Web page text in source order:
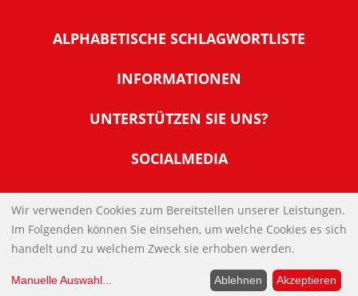
ALPHABETISCHE SCHLAGWORTLISTE
INFORMATIONEN
Warum NachDenkSeiten
Tipps zur Nutzung der NachDenkSeiten
Banner und E-Mail-Signaturen
Links
Kontakt
Impressum
UNTERSTÜTZEN SIE UNS?
Werden Sie Fördermitglied
Spenden Sie Online
SOCIALMEDIA
IMPRESSUM
DATENSCHUTZERKLÄRUNG
Wir verwenden Cookies zum Bereitstellen unserer Leistungen.
Im Folgenden können Sie einsehen, um welche Cookies es sich
handelt und zu welchem Zweck sie erhoben werden.
Manuelle Auswahl... Ablehnen Akzeptieren